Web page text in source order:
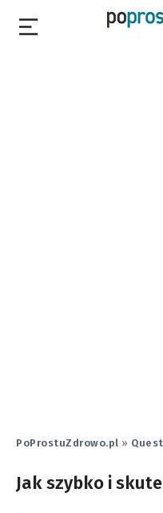
PoProstuZdrowo.pl »
Jak szybko i